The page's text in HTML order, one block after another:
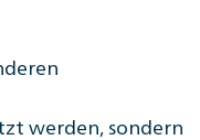
werden, sondern